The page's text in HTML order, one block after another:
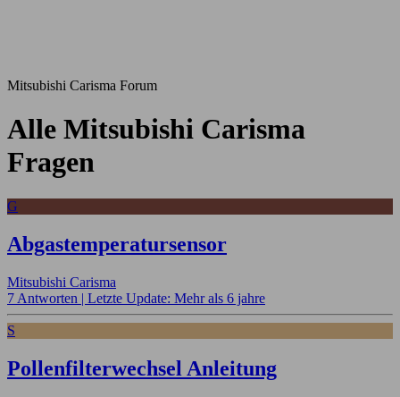
Mitsubishi Carisma Forum
Alle Mitsubishi Carisma
Fragen
G
Abgastemperatursensor
Mitsubishi Carisma
7 Antworten | Letzte Update: Mehr als 6 jahre
S
Pollenfilterwechsel Anleitung